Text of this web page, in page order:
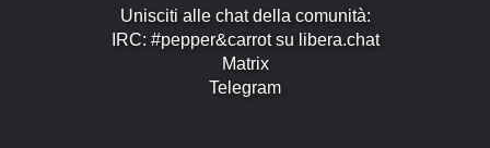
Unisciti alle chat della comunità:
IRC: #pepper&carrot su libera.chat
Matrix
Telegram